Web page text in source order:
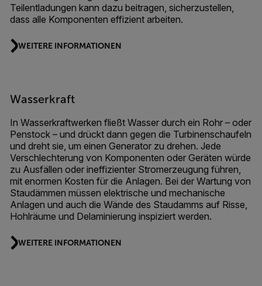
Teilentladungen kann dazu beitragen, sicherzustellen,
dass alle Komponenten effizient arbeiten.
WEITERE INFORMATIONEN
Wasserkraft
In Wasserkraftwerken fließt Wasser durch ein Rohr – oder
Penstock – und drückt dann gegen die Turbinenschaufeln
und dreht sie, um einen Generator zu drehen. Jede
Verschlechterung von Komponenten oder Geräten würde
zu Ausfällen oder ineffizienter Stromerzeugung führen,
mit enormen Kosten für die Anlagen. Bei der Wartung von
Staudämmen müssen elektrische und mechanische
Anlagen und auch die Wände des Staudamms auf Risse,
Hohlräume und Delaminierung inspiziert werden.
WEITERE INFORMATIONEN